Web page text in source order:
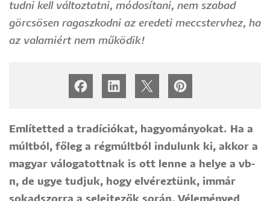
tudni kell változtatni, módosítani, nem szabad
görcsösen ragaszkodni az eredeti meccstervhez, ha
az valamiért nem működik!
Említetted a tradíciókat, hagyományokat. Ha a
múltból, főleg a régmúltból indulunk ki, akkor a
magyar válogatottnak is ott lenne a helye a vb-
n, de ugye tudjuk, hogy elvéreztünk, immár